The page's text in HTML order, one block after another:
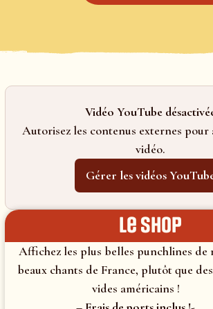
Vidéo YouTube
Autorisez les contenus externes
vidéo.
Gérer les vidéos
le shop
Affichez les plus belles punchlines de
beaux chants de France, plutôt que
vides américains !